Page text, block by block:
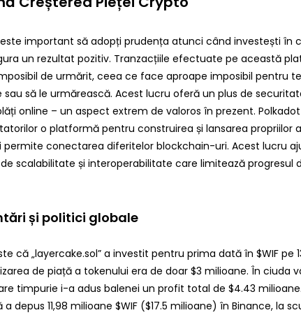
important să adopți prudența atunci când investești în
un rezultat pozitiv. Tranzacțiile efectuate pe această
de urmărit, ceea ce face aproape imposibil pentru
sau să le urmărească. Acest lucru oferă un plus de
online – un aspect extrem de valoros în prezent. Polkadot
o platformă pentru construirea și lansarea propriilor
permite conectarea diferitelor blockchain-uri. Acest lucru
scalabilitate și interoperabilitate care limitează progresul
și politici globale
că „layercake.sol” a investit pentru prima dată în $WIF pe
de piață a tokenului era de doar $3 milioane. În ciuda
timpurie i-a adus balenei un profit total de $4.43
depus 11,98 milioane $WIF ($17.5 milioane) în Binance, la